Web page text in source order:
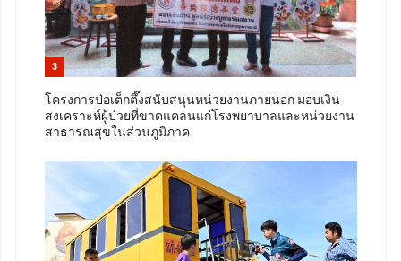
3
โครงการป่อเต็กตึ๊งสนับสนุนหน่วยงานภายนอก มอบเงิน
สงเคราะห์ผู้ป่วยที่ขาดแคลนแก่โรงพยาบาลและหน่วยงาน
สาธารณสุขในส่วนภูมิภาค